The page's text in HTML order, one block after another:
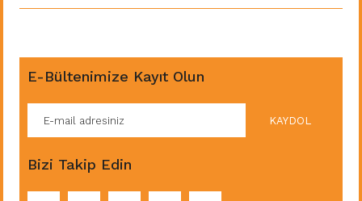
E-Bültenimize Kayıt Olun
KAYDOL
Bizi Takip Edin